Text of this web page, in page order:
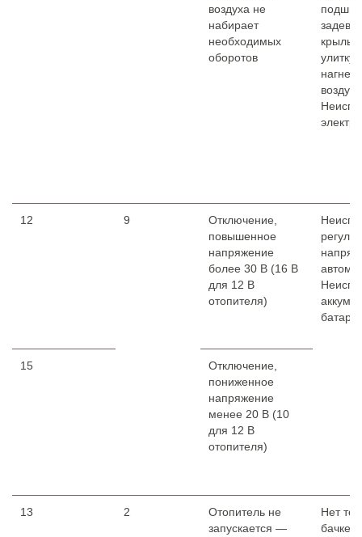
воздуха не
набирает
необходимых
оборотов
улитку
12 9
Отключение,
повышенное
напряжение
более 30 В (16 В
для 12 В
отопителя)
15
Отключение,
пониженное
напряжение
менее 20 В (10
для 12 В
отопителя)
13 2
Отопитель не
запускается —
Нет
бачке.